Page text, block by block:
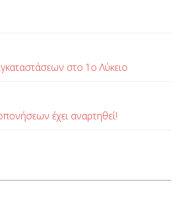
στο 1ο Λύκειο
έχει αναρτηθεί!